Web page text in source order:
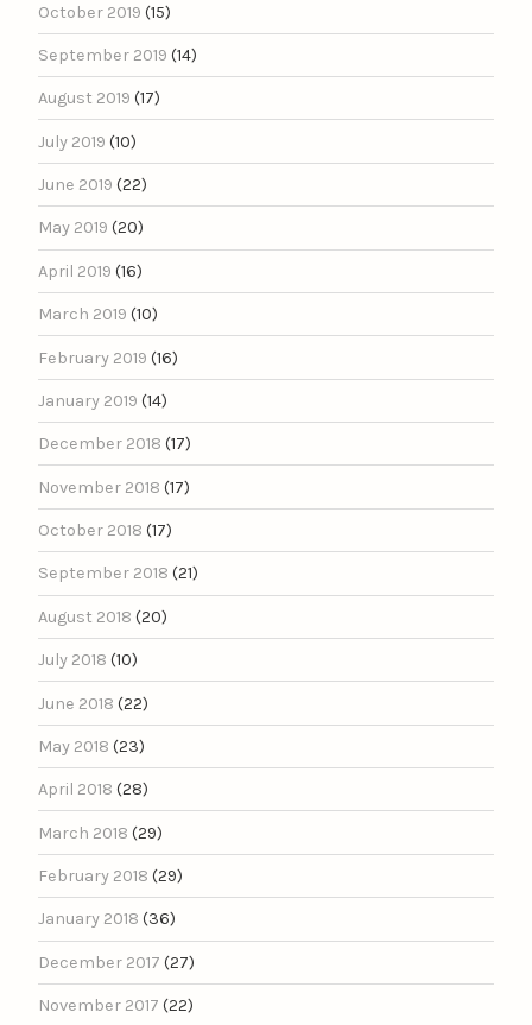
October 2019 (15)
September 2019 (14)
August 2019 (17)
July 2019 (10)
June 2019 (22)
May 2019 (20)
April 2019 (16)
March 2019 (10)
February 2019 (16)
January 2019 (14)
December 2018 (17)
November 2018 (17)
October 2018 (17)
September 2018 (21)
August 2018 (20)
July 2018 (10)
June 2018 (22)
May 2018 (23)
April 2018 (28)
March 2018 (29)
February 2018 (29)
January 2018 (36)
December 2017 (27)
November 2017 (22)